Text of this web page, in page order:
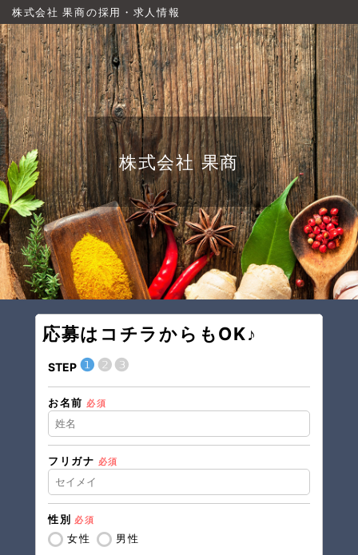
株式会社 果商の採用・求人情報
株式会社 果商
応募はコチラからもOK♪
STEP ❶❷❸
お名前 必須
フリガナ 必須
性別 必須
女性 男性